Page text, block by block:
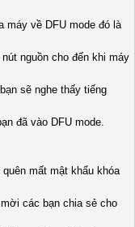
máy về DFU mode đó là
nguồn cho đến khi máy
sẽ nghe thấy tiếng
đã vào DFU mode.
mất mật khẩu khóa
các bạn chia sẻ cho